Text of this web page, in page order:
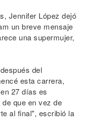
Jennifer López dejó
un breve mensaje
una supermujer,
del
esta carrera,
27 días es
que en vez de
al final", escribió la